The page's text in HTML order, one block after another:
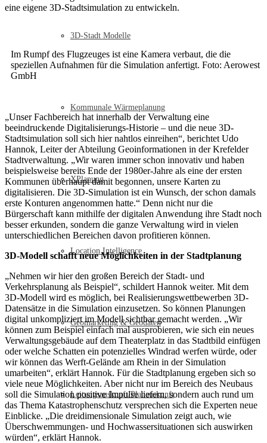
3D-Stadt Modelle
Kommunale Wärmeplanung
XPlanung
Location Intelligence
Geomarketing & Geodaten
Leitungsauskunft/Planauskunft
eine eigene 3D-Stadtsimulation zu entwickeln.
Im Rumpf des Flugzeuges ist eine Kamera verbaut, die die
speziellen Aufnahmen für die Simulation anfertigt. Foto: Aerowest
GmbH
„Unser Fachbereich hat innerhalb der Verwaltung eine
beeindruckende Digitalisierungs-Historie – und die neue 3D-
Stadtsimulation soll sich hier nahtlos einreihen“, berichtet Udo
Hannok, Leiter der Abteilung Geoinformationen in der Krefelder
Stadtverwaltung. „Wir waren immer schon innovativ und haben
beispielsweise bereits Ende der 1980er-Jahre als eine der ersten
Kommunen überhaupt damit begonnen, unsere Karten zu
digitalisieren. Die 3D-Simulation ist ein Wunsch, der schon damals
erste Konturen angenommen hatte.“ Denn nicht nur die
Bürgerschaft kann mithilfe der digitalen Anwendung ihre Stadt noch
besser erkunden, sondern die ganze Verwaltung wird in vielen
unterschiedlichen Bereichen davon profitieren können.
3D-Modell schafft neue Möglichkeiten in der Stadtplanung
„Nehmen wir hier den großen Bereich der Stadt- und
Verkehrsplanung als Beispiel“, schildert Hannok weiter. Mit dem
3D-Modell wird es möglich, bei Realisierungswettbewerben 3D-
Datensätze in die Simulation einzusetzen. So können Planungen
digital unkompliziert im Modell sichtbar gemacht werden. „Wir
können zum Beispiel einfach mal ausprobieren, wie sich ein neues
Verwaltungsgebäude auf dem Theaterplatz in das Stadtbild einfügen
oder welche Schatten ein potenzielles Windrad werfen würde, oder
wir können das Werft-Gelände am Rhein in der Simulation
umarbeiten“, erklärt Hannok. Für die Stadtplanung ergeben sich so
viele neue Möglichkeiten. Aber nicht nur im Bereich des Neubaus
soll die Simulation positive Impulse liefern, sondern auch rund um
das Thema Katastrophenschutz versprechen sich die Experten neue
Einblicke. „Die dreidimensionale Simulation zeigt auch, wie
Überschwemmungen- und Hochwassersituationen sich auswirken
würden“, erklärt Hannok.